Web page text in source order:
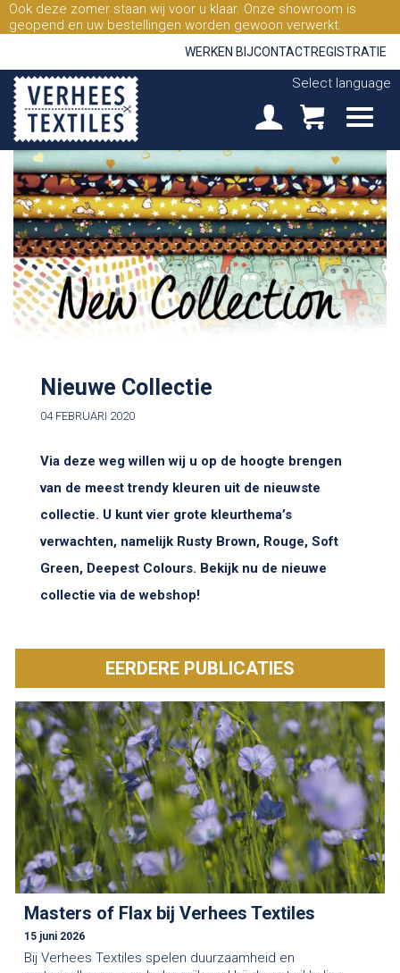
Ook deze zomer staan wij voor u klaar. Onze showroom is
geopend en uw bestellingen worden gewoon verwerkt.
WERKEN BIJCONTACTREGISTRATIE
Select language
Nieuwe Collectie
04 FEBRUARI 2020
Via deze weg willen wij u op de hoogte brengen
van de meest trendy kleuren uit de nieuwste
collectie. U kunt vier grote kleurthema’s
verwachten, namelijk Rusty Brown, Rouge, Soft
Green, Deepest Colours. Bekijk nu de nieuwe
collectie via de webshop!
EERDERE PUBLICATIES
Masters of Flax bij Verhees Textiles
15 juni 2026
Bij Verhees Textiles spelen duurzaamheid en